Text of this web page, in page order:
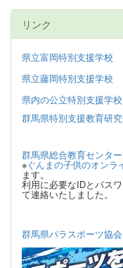
リンク
県立富岡特別支援学校
県立藤岡特別支援学校
県内の公立特別支援学校
群馬県特別支援教育研
群馬県総合教育センター
※ぐんまの子供のオンラ
ます。
利用に必要なIDとパス
て連絡いたしました。
群馬県パラスポーツ協会